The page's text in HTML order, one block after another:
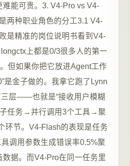
难能可贵。3. V4-Pro vs V4-
两种职业角色的分工3.1 V4-
是精准的岗位说明书看到V4-
上都是0/3很多人的第一
但如果你把它放进Agent工作
是金子做的。我拿它跑了Lynn
三层——也就是“接收用户模糊
任务→并行调用3个工具→聚
环节。V4-Flash的表现是任务
调用参数生成错误率0.5%聚
据。而V4-Pro在同一任务里